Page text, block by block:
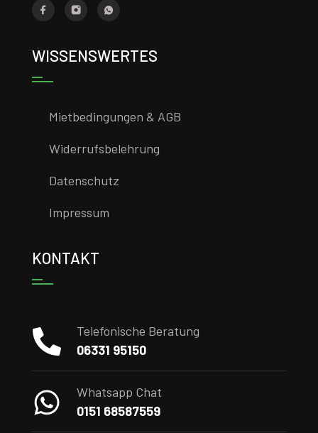
WISSENSWERTES
Mietbedingungen & AGB
Widerrufsbelehrung
Datenschutz
Impressum
KONTAKT
Telefonische Beratung
06331 95150
Whatsapp Chat
0151 68587559